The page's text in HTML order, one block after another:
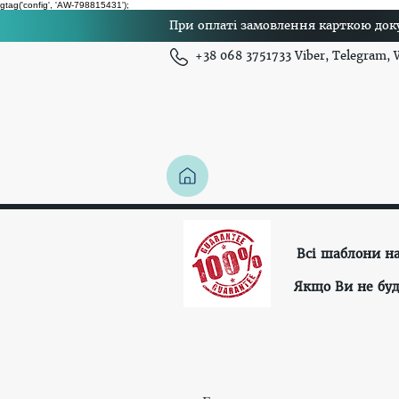
gtag('config', 'AW-798815431');
При оплаті замовлення карткою
+38 068 3751733 Viber, Telegram,
Всі шаблони
Якщо Ви не